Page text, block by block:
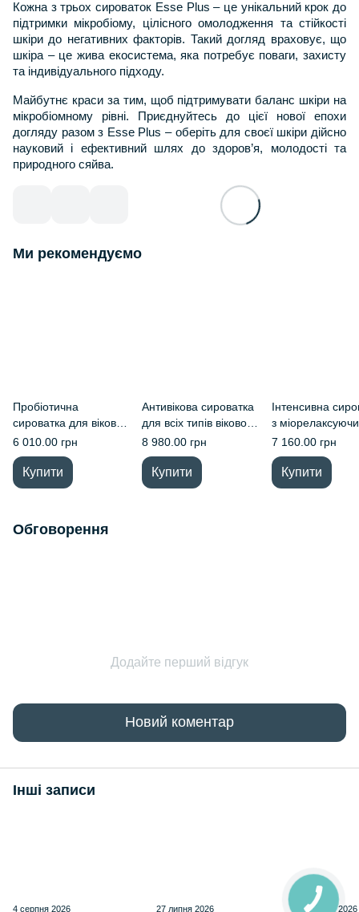
Кожна з трьох сироваток Esse Plus – це унікальний крок до
підтримки мікробіому, цілісного омолодження та стійкості
шкіри до негативних факторів. Такий догляд враховує, що
шкіра – це жива екосистема, яка потребує поваги, захисту
та індивідуального підходу.
Майбутнє краси за тим, щоб підтримувати баланс шкіри на
мікробіомному рівні. Приєднуйтесь до цієї нової епохи
догляду разом з Esse Plus – оберіть для своєї шкіри дійсно
науковий і ефективний шлях до здоров’я, молодості та
природного сяйва.
Ми рекомендуємо
Пробіотична
сироватка для вікової,
проблемної або
пігментованої шкіри
Esse Plus Probiotic
Serum R10
6 010.00 грн
Купити
Антивікова сироватка
для всіх типів вікової
шкіри Esse Plus
Ageless Serum R11
8 980.00 грн
Купити
Інтенсивна
з
ефектом для
типів вікової
Esse Plus
Serum R9
7 160.00 грн
Купити
Обговорення
Додайте перший відгук
Новий коментар
Інші записи
4 серпня 2026 27 липня 2026 21 липня 2026